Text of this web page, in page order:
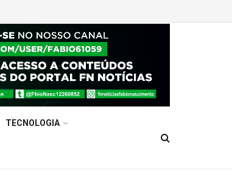
TECNOLOGIA